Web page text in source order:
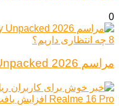
0
مراسم Galaxy Unpacked 2026